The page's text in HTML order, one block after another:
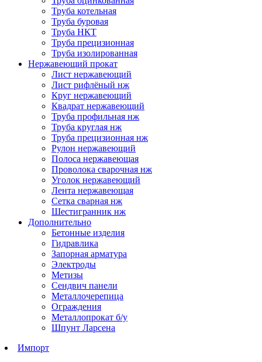
Труба котельная
Труба буровая
Труба НКТ
Труба прецизионная
Труба изолированная
Нержавеющий прокат
Лист нержавеющий
Лист рифлёный нж
Круг нержавеющий
Квадрат нержавеющий
Труба профильная нж
Труба круглая нж
Труба прецизионная нж
Рулон нержавеющий
Полоса нержавеющая
Проволока сварочная нж
Уголок нержавеющий
Лента нержавеющая
Сетка сварная нж
Шестигранник нж
Дополнительно
Бетонные изделия
Гидравлика
Запорная арматура
Электроды
Метизы
Сендвич панели
Металлочерепица
Ограждения
Металлопрокат б/у
Шпунт Ларсена
Импорт